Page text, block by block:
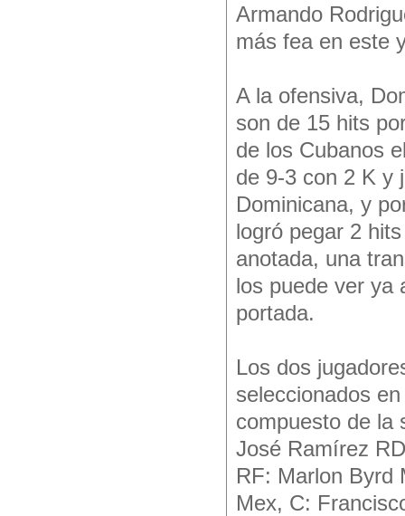
Armando
más fea en este
A la ofensiva,
son de 15 hits
de los Cubanos
de 9-3 con 2 K y
Dominicana, y
logró pegar 2
anotada, una
los puede ver ya
portada.
Los dos
seleccionados
compuesto de la
José Ramírez
RF: Marlon Byrd
Mex, C: